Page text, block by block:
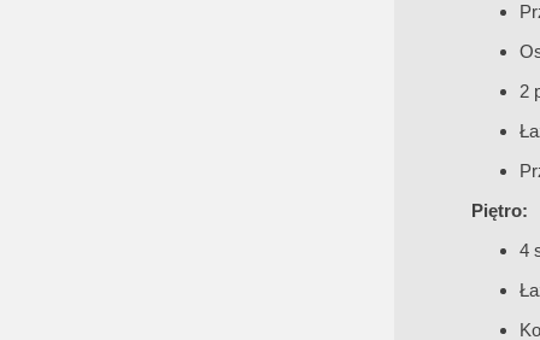
2
Piętro:
4